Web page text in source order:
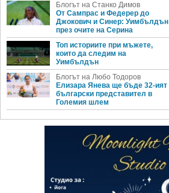
Блогът на Станко Димов
От Сампрас и Федерер до
Джокович и Синер: Уимбълдън
през очите на Серина
Топ историите при мъжете,
които да следим на
Уимбълдън
Блогът на Любо Тодоров
Елизара Янева ще бъде 32-ият
български представител в
Големия шлем